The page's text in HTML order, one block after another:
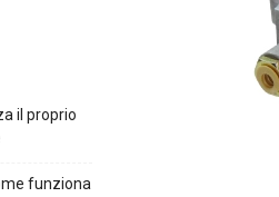
il proprio
funziona